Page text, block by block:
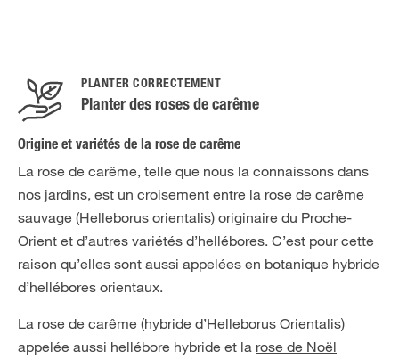
PLANTER CORRECTEMENT
Planter des roses de carême
Origine et variétés de la rose de carême
La rose de carême, telle que nous la connaissons dans
nos jardins, est un croisement entre la rose de carême
sauvage (Helleborus orientalis) originaire du Proche-
Orient et d’autres variétés d’hellébores. C’est pour cette
raison qu’elles sont aussi appelées en botanique hybride
d’hellébores orientaux.
La rose de carême (hybride d’Helleborus Orientalis)
appelée aussi hellébore hybride et la rose de Noël